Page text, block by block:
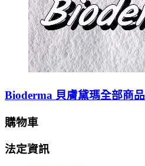
Bioderma 貝膚黛瑪全部商品
購物車
法定資訊